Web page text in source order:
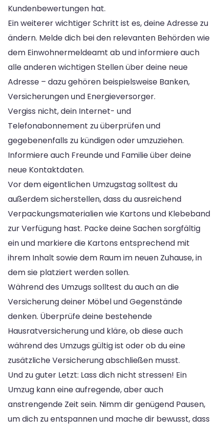
Kundenbewertungen hat.
Ein weiterer wichtiger Schritt ist es, deine Adresse zu
ändern. Melde dich bei den relevanten Behörden wie
dem Einwohnermeldeamt ab und informiere auch
alle anderen wichtigen Stellen über deine neue
Adresse – dazu gehören beispielsweise Banken,
Versicherungen und Energieversorger.
Vergiss nicht, dein Internet- und
Telefonabonnement zu überprüfen und
gegebenenfalls zu kündigen oder umzuziehen.
Informiere auch Freunde und Familie über deine
neue Kontaktdaten.
Vor dem eigentlichen Umzugstag solltest du
außerdem sicherstellen, dass du ausreichend
Verpackungsmaterialien wie Kartons und Klebeband
zur Verfügung hast. Packe deine Sachen sorgfältig
ein und markiere die Kartons entsprechend mit
ihrem Inhalt sowie dem Raum im neuen Zuhause, in
dem sie platziert werden sollen.
Während des Umzugs solltest du auch an die
Versicherung deiner Möbel und Gegenstände
denken. Überprüfe deine bestehende
Hausratversicherung und kläre, ob diese auch
während des Umzugs gültig ist oder ob du eine
zusätzliche Versicherung abschließen musst.
Und zu guter Letzt: Lass dich nicht stressen! Ein
Umzug kann eine aufregende, aber auch
anstrengende Zeit sein. Nimm dir genügend Pausen,
um dich zu entspannen und mache dir bewusst, dass